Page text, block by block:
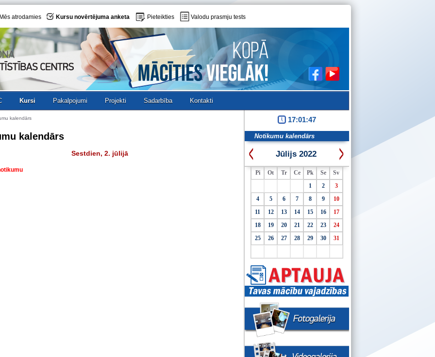
Mēs atrodamies Kursu novērtējuma anketa Pieteikties Valodu prasmju tests
Kursi Pakalpojumi Projekti Sadarbība Kontakti
kalendārs
kalendārs
Sestdien, 2. jūlijā
17:01:48
Notikumu kalendārs
Jūlijs 2022
Pi Ot Tr Ce Pk Se
Sv
1
2
3
4
5 6 7 8 9
10
11
12 13 14 15 16
17
18
19 20 21 22 23
24
25
26 27 28 29 30 31